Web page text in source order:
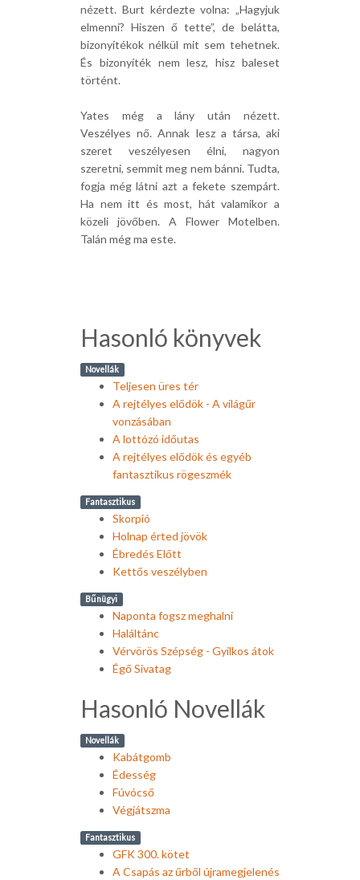
nézett. Burt kérdezte volna: „Hagyjuk
elmenni? Hiszen ő tette”, de belátta,
bizonyítékok nélkül mit sem tehetnek.
És bizonyíték nem lesz, hisz baleset
történt.
Yates még a lány után nézett.
Veszélyes nő. Annak lesz a társa, aki
szeret veszélyesen élni, nagyon
szeretni, semmit meg nem bánni. Tudta,
fogja még látni azt a fekete szempárt.
Ha nem itt és most, hát valamikor a
közeli jövőben. A Flower Motelben.
Talán még ma este.
Hasonló könyvek
Novellák
Teljesen üres tér
A rejtélyes elődök - A világűr
vonzásában
A lottózó időutas
A rejtélyes elődök és egyéb
fantasztikus rögeszmék
Fantasztikus
Skorpió
Holnap érted jövök
Ébredés Előtt
Kettős veszélyben
Bűnügyi
Naponta fogsz meghalni
Haláltánc
Vérvörös Szépség - Gyilkos átok
Égő Sivatag
Hasonló Novellák
Novellák
Kabátgomb
Édesség
Fúvócső
Végjátszma
Fantasztikus
GFK 300. kötet
A Csapás az űrből újramegjelenés